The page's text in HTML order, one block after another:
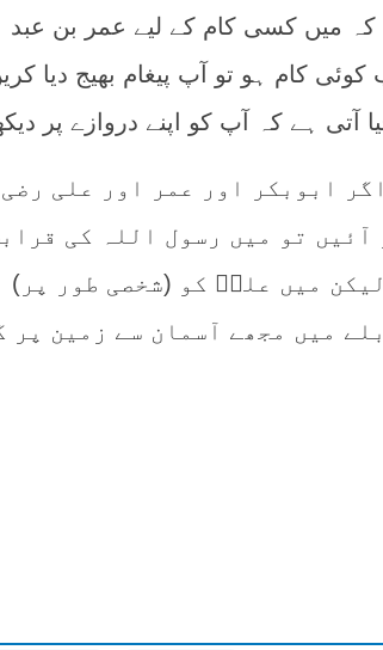
میں کسی کام کے لیے عمر بن عبد
کام ہو تو آپ پیغام بھیج دیا
ہے کہ آپ کو اپنے دروازے پر
ابوبکر اور عمر اور علی رضی
تو میں رسول اللہ کی
میں علیؓ کو (شخصی طور پر)
میں مجھے آسمان سے زمین پر